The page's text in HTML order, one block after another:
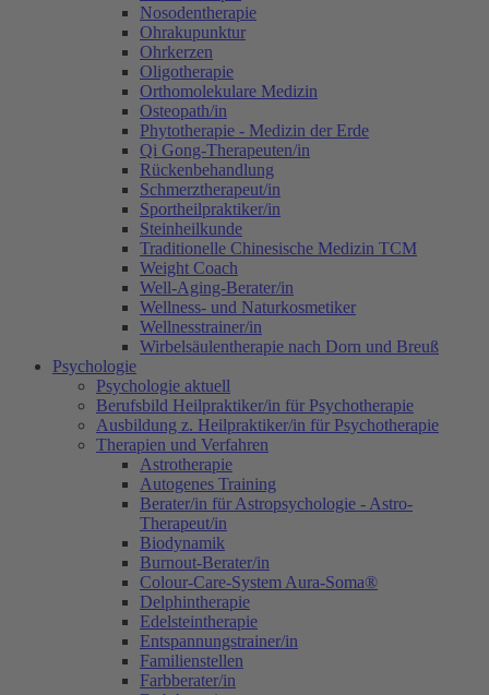
Nosodentherapie
Ohrakupunktur
Ohrkerzen
Oligotherapie
Orthomolekulare Medizin
Osteopath/in
Phytotherapie - Medizin der Erde
Qi Gong-Therapeuten/in
Rückenbehandlung
Schmerztherapeut/in
Sportheilpraktiker/in
Steinheilkunde
Traditionelle Chinesische Medizin TCM
Weight Coach
Well-Aging-Berater/in
Wellness- und Naturkosmetiker
Wellnesstrainer/in
Wirbelsäulentherapie nach Dorn und Breuß
Psychologie
Psychologie aktuell
Berufsbild Heilpraktiker/in für Psychotherapie
Ausbildung z. Heilpraktiker/in für Psychotherapie
Therapien und Verfahren
Astrotherapie
Autogenes Training
Berater/in für Astropsychologie - Astro-
Therapeut/in
Biodynamik
Burnout-Berater/in
Colour-Care-System Aura-Soma®
Delphintherapie
Edelsteintherapie
Entspannungstrainer/in
Familienstellen
Farbberater/in